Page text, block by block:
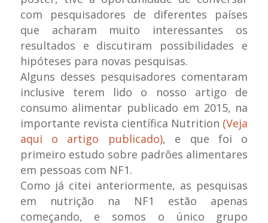
com pesquisadores de diferentes países
que acharam muito interessantes os
resultados e discutiram possibilidades e
hipóteses para novas pesquisas.
Alguns desses pesquisadores comentaram
inclusive terem lido o nosso artigo de
consumo alimentar publicado em 2015, na
importante revista científica Nutrition (Veja
aqui o artigo publicado), e que foi o
primeiro estudo sobre padrões alimentares
em pessoas com NF1.
Como já citei anteriormente, as pesquisas
em nutrição na NF1 estão apenas
começando, e somos o único grupo